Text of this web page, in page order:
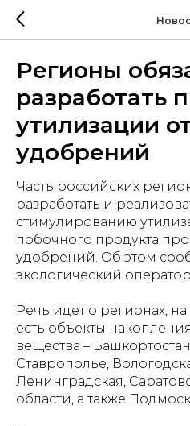
Регионы
разработать
утилизации
удобрений
Часть российских
разработать и
стимулированию
побочного продукта
удобрений. Об этом
экологический
Речь идет о регионах,
есть объекты
вещества –
Ставрополье,
Ленинградская,
области, а также